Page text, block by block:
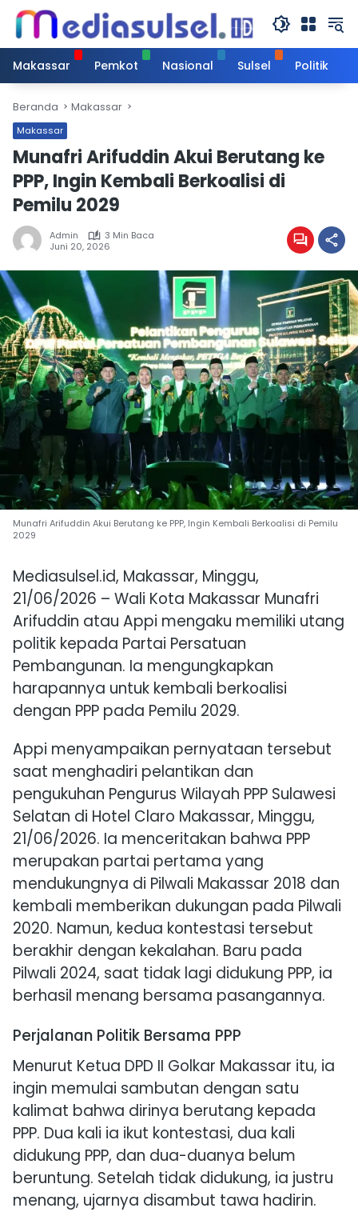
Langsung
konten
Makassar
Pemkot Nasional Sulsel Politik
Beranda Makassar
Makassar
Munafri Arifuddin Akui Berutang ke
PPP, Ingin Kembali Berkoalisi di
Pemilu 2029
Admin
3 Min Baca
Juni 20, 2026
Munafri Arifuddin Akui Berutang ke PPP, Ingin Kembali Berkoalisi di Pemilu
2029
Mediasulsel.id, Makassar, Minggu,
21/06/2026 – Wali Kota Makassar Munafri
Arifuddin atau Appi mengaku memiliki utang
politik kepada Partai Persatuan
Pembangunan. Ia mengungkapkan
harapannya untuk kembali berkoalisi
dengan PPP pada Pemilu 2029.
Appi menyampaikan pernyataan tersebut
saat menghadiri pelantikan dan
pengukuhan Pengurus Wilayah PPP Sulawesi
Selatan di Hotel Claro Makassar, Minggu,
21/06/2026. Ia menceritakan bahwa PPP
merupakan partai pertama yang
mendukungnya di Pilwali Makassar 2018 dan
kembali memberikan dukungan pada Pilwali
2020. Namun, kedua kontestasi tersebut
berakhir dengan kekalahan. Baru pada
Pilwali 2024, saat tidak lagi didukung PPP, ia
berhasil menang bersama pasangannya.
Perjalanan Politik Bersama PPP
Menurut Ketua DPD II Golkar Makassar itu, ia
ingin memulai sambutan dengan satu
kalimat bahwa dirinya berutang kepada
PPP. Dua kali ia ikut kontestasi, dua kali
didukung PPP, dan dua-duanya belum
beruntung. Setelah tidak didukung, ia justru
menang, ujarnya disambut tawa hadirin.